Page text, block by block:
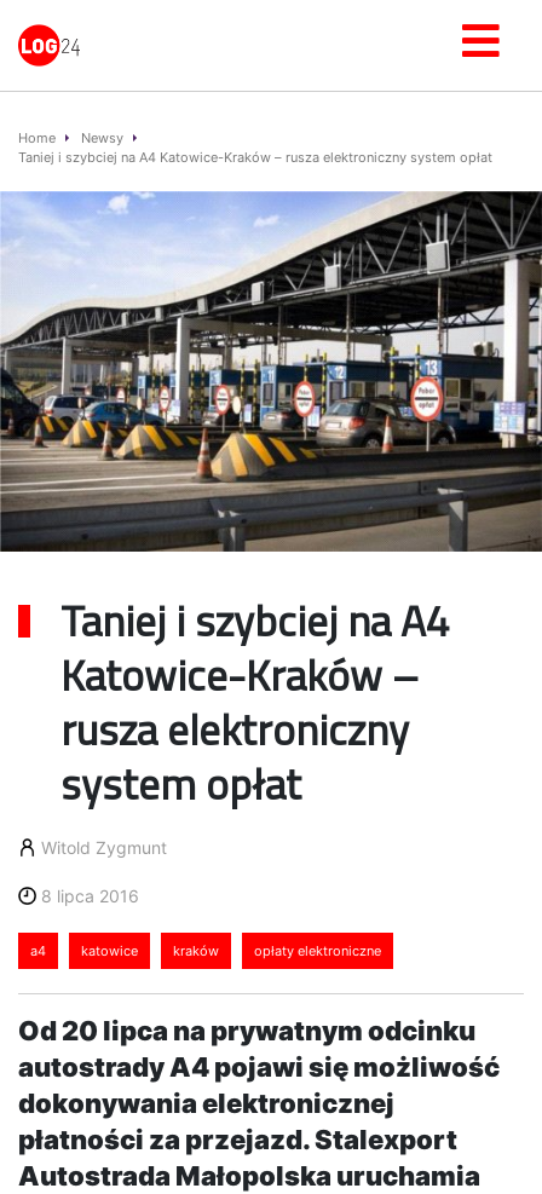
Home
Newsy
Taniej i szybciej na A4 Katowice-Kraków – rusza elektroniczny system opłat
Taniej i szybciej na A4
Katowice-Kraków –
rusza elektroniczny
system opłat
Witold Zygmunt
8 lipca 2016
a4 katowice kraków opłaty elektroniczne
Od 20 lipca na prywatnym odcinku
autostrady A4 pojawi się możliwość
dokonywania elektronicznej
płatności za przejazd. Stalexport
Autostrada Małopolska uruchamia